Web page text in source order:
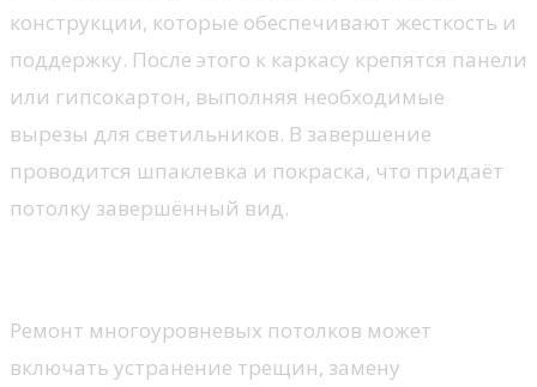
конструкции, которые обеспечивают жесткость и
поддержку. После этого к каркасу крепятся панели
или гипсокартон, выполняя необходимые
вырезы для светильников. В завершение
проводится шпаклевка и покраска, что придаёт
потолку завершённый вид.
Ремонт многоуровневых потолков может
включать устранение трещин, замену